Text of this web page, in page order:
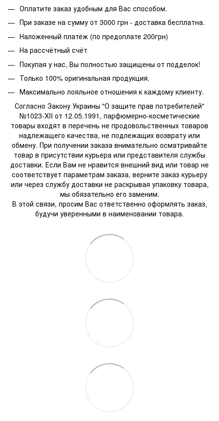
Оплатите заказ удобным для Вас способом.
При заказе на сумму от 3000 грн - доставка бесплатна.
Наложенный платёж (по предоплате 200грн)
На рассчётный счёт
Покупая у нас, Вы полностью защищены от подделок!
Только 100% оригинальная продукция.
Максимально лояльное отношения к каждому клиенту.
Согласно Закону Украины "О защите прав потребителей"
№1023-XII от 12.05.1991, парфюмерно-косметические
товары входят в перечень не продовольственных товаров
надлежащего качества, не подлежащих возврату или
обмену. При получении заказа внимательно осматривайте
товар в присутствии курьера или представителя службы
доставки. Если Вам не нравится внешний вид или товар не
соответствует параметрам заказа, верните заказ курьеру
или через службу доставки не раскрывая упаковку товара,
мы обязательно его заменим.
В этой связи, просим Вас ответственно оформлять заказ,
будучи уверенными в наименовании товара.